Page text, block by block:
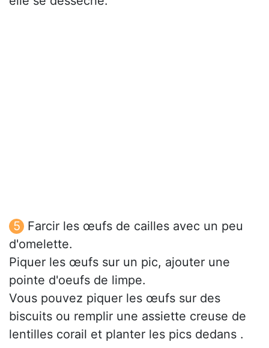
Farcir les œufs de cailles avec un peu
d'omelette.
Piquer les œufs sur un pic, ajouter une
pointe d'oeufs de limpe.
Vous pouvez piquer les œufs sur des
biscuits ou remplir une assiette creuse de
lentilles corail et planter les pics dedans .